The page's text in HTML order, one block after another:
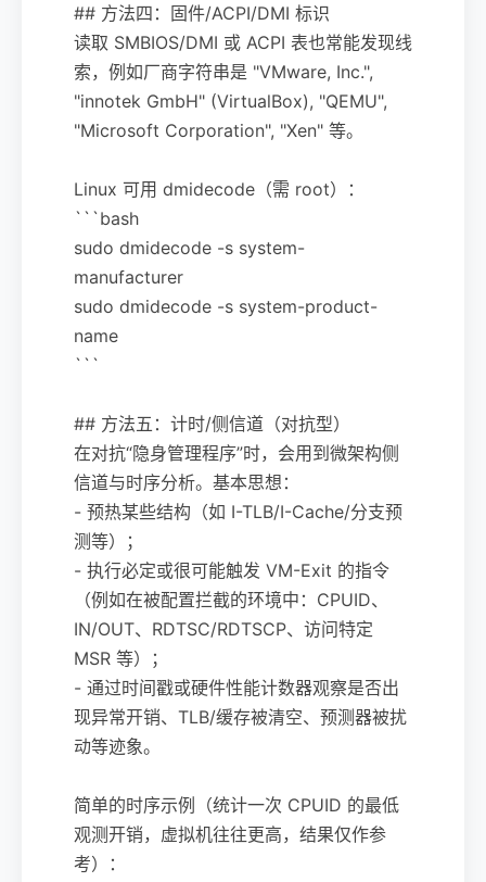
## 方法四：固件/ACPI/DMI 标识
读取 SMBIOS/DMI 或 ACPI 表也常能发现线
索，例如厂商字符串是 "VMware, Inc.",
"innotek GmbH" (VirtualBox), "QEMU",
"Microsoft Corporation", "Xen" 等。
Linux 可用 dmidecode（需 root）：
```bash
sudo dmidecode -s system-
manufacturer
sudo dmidecode -s system-product-
name
```
## 方法五：计时/侧信道（对抗型）
在对抗“隐身管理程序”时，会用到微架构侧
信道与时序分析。基本思想：
- 预热某些结构（如 I-TLB/I-Cache/分支预
测等）；
- 执行必定或很可能触发 VM-Exit 的指令
（例如在被配置拦截的环境中：CPUID、
IN/OUT、RDTSC/RDTSCP、访问特定
MSR 等）；
- 通过时间戳或硬件性能计数器观察是否出
现异常开销、TLB/缓存被清空、预测器被扰
动等迹象。
简单的时序示例（统计一次 CPUID 的最低
观测开销，虚拟机往往更高，结果仅作参
考）：